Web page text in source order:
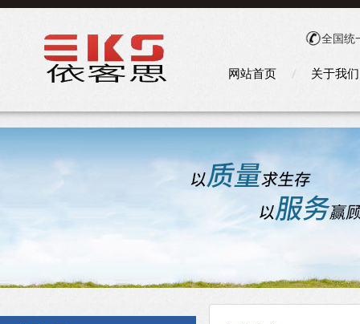
全国统
网站首页 关于我们